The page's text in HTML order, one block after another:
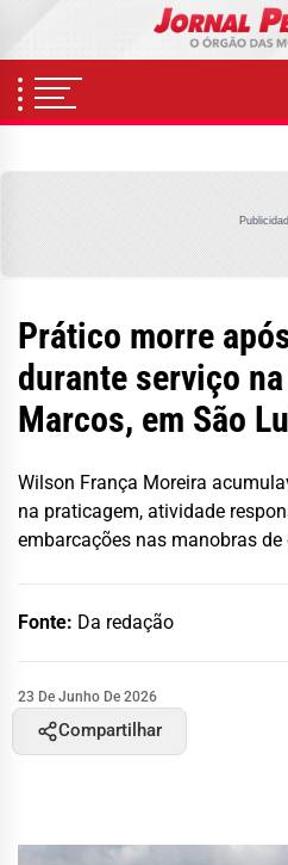
content
Prático morre
durante serviço
Marcos, em São
Wilson França Moreira
na praticagem, atividade
embarcações nas manobras
Fonte: Da redação
23 De Junho De 2026
Compartilhar